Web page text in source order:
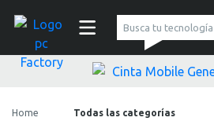
pc Factory
Home Todas las categorías